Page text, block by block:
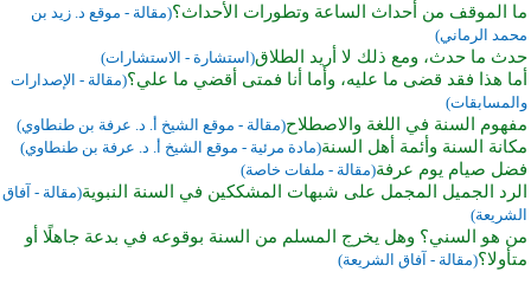
ما الموقف من أحداث الساعة وتطورات الأحداث؟(مقالة - موقع د. زيد بن
محمد الرماني)
حدث ما حدث، ومع ذلك لا أريد الطلاق(استشارة - الاستشارات)
أما هذا فقد قضى ما عليه، وأما أنا فمتى أقضي ما علي؟(مقالة - الإصدارات
والمسابقات)
مفهوم السنة في اللغة والاصطلاح(مقالة - موقع الشيخ أ. د. عرفة بن طنطاوي)
مكانة السنة وأئمة أهل السنة(مادة مرئية - موقع الشيخ أ. د. عرفة بن طنطاوي)
فضل صيام يوم عرفة(مقالة - ملفات خاصة)
الرد الجميل المجمل على شبهات المشككين في السنة النبوية(مقالة - آفاق
الشريعة)
من هو السني؟ وهل يخرج المسلم من السنة بوقوعه في بدعة جاهلًا أو
متأولا؟(مقالة - آفاق الشريعة)